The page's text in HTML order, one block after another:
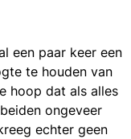
een paar keer een
te houden van
hoop dat als alles
ongeveer
echter geen